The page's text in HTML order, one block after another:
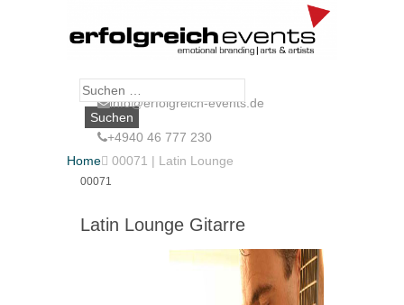
Suche
nach:info@erfolgreich-events.de
+4940 46 777 230
Home 00071 | Latin Lounge
00071
Latin Lounge Gitarre